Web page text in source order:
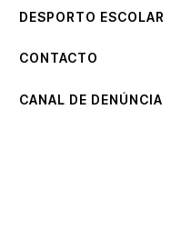
DESPORTO ESCOLAR
CONTACTO
CANAL DE DENÚNCIA